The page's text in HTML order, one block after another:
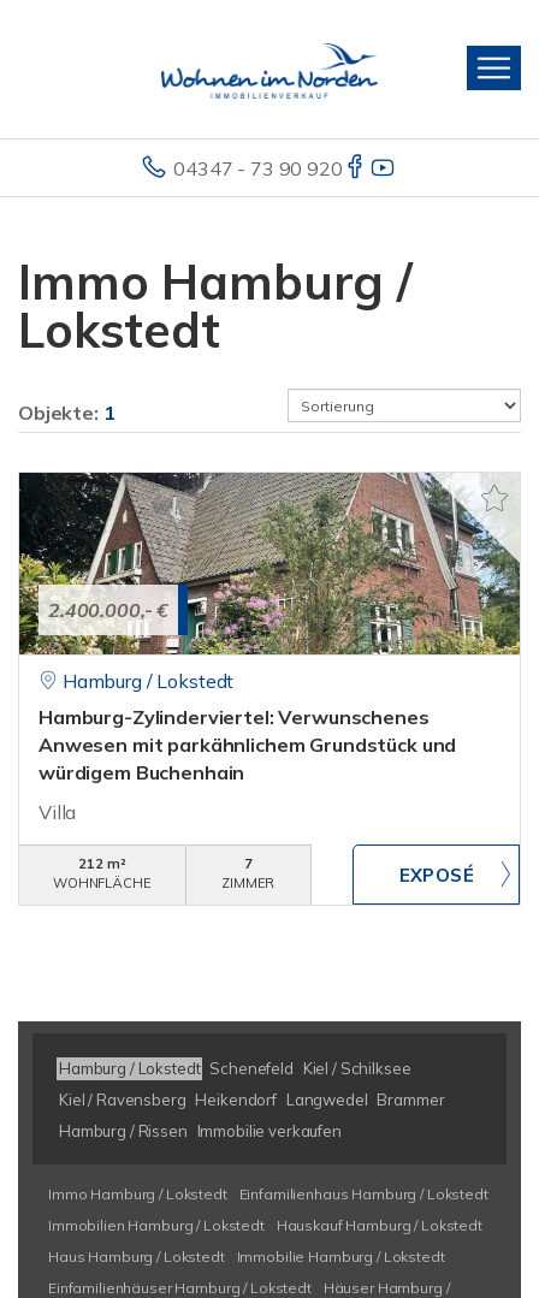
04347 - 73 90 920
Immo Hamburg /
Lokstedt
Objekte: 1
2.400.000,- €
Hamburg / Lokstedt
Hamburg-Zylinderviertel: Verwunschenes
Anwesen mit parkähnlichem Grundstück und
würdigem Buchenhain
Villa
212 m²
WOHNFLÄCHE
7
ZIMMER
Hamburg / Lokstedt Schenefeld
Kiel / Schilksee
Kiel / Ravensberg Heikendorf Langwedel Brammer
Hamburg / Rissen
Immobilie verkaufen
Immo Hamburg / Lokstedt
Einfamilienhaus Hamburg / Lokstedt
Immobilien Hamburg / Lokstedt
Hauskauf Hamburg / Lokstedt
Haus Hamburg / Lokstedt
Immobilie Hamburg / Lokstedt
Einfamilienhäuser Hamburg / Lokstedt
Häuser Hamburg /